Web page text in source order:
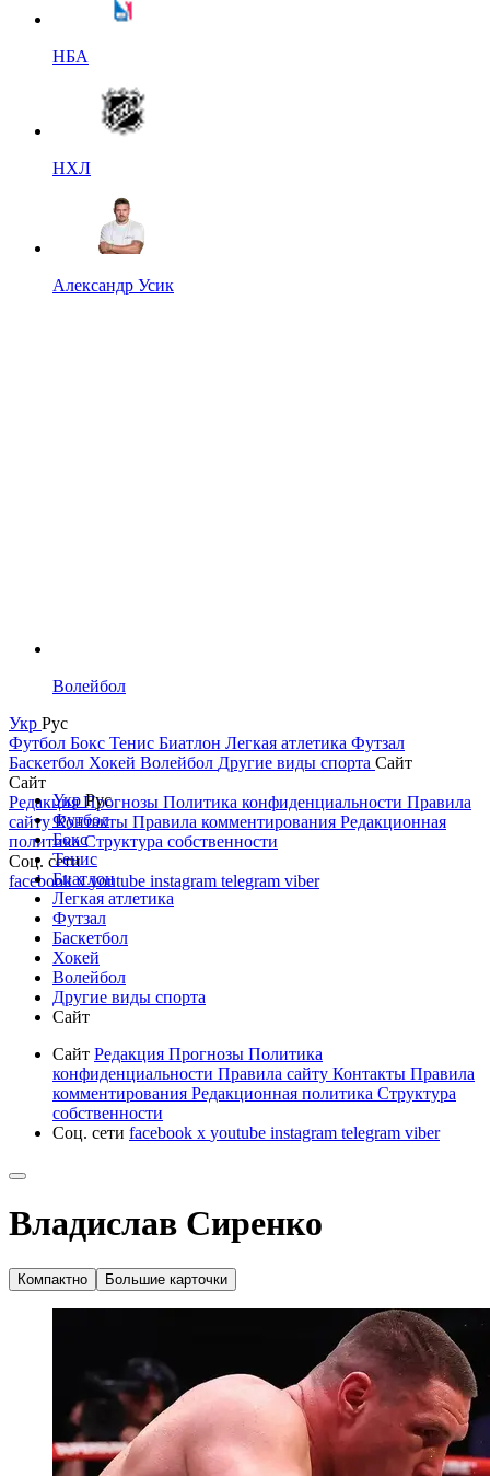
НБА
НХЛ
Александр Усик
Волейбол
Укр Рус
Футбол Бокс Тенис Биатлон Легкая атлетика Футзал
Баскетбол Хокей Волейбол Другие виды спорта Сайт
Сайт
РедакцияПрогнозы Политика конфиденциальности Правила
сайтуКонтакты Правила комментирования Редакционная
политикаСтруктура собственности
Соц. сети
facebookxyoutube instagram telegram viber
УкрРус
Футбол
Бокс
Тенис
Биатлон
Легкая атлетика
Футзал
Баскетбол
Хокей
Волейбол
Другие виды спорта
Сайт
Сайт Редакция Прогнозы Политика
конфиденциальности Правила сайту Контакты Правила
комментирования Редакционная политика Структура
собственности
Соц. сети facebook x youtube instagram telegram viber
Владислав Сиренко
Компактно Большие карточки